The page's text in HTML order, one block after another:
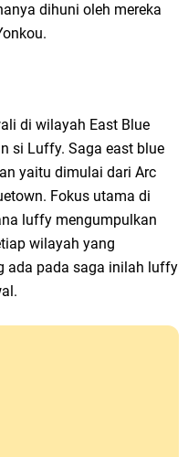
dihuni oleh mereka
di wilayah East Blue
si Luffy. Saga east blue
yaitu dimulai dari Arc
Fokus utama di
luffy mengumpulkan
wilayah yang
ada pada saga inilah luffy